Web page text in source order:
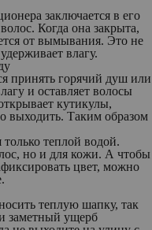
заключается в его
Когда она закрыта,
от вымывания. Это не
влагу.
принять горячий душ или
и оставляет волосы
кутикулы,
выходить. Таким образом
теплой водой.
но и для кожи. А чтобы
цвет, можно
теплую шапку, так
заметный ущерб